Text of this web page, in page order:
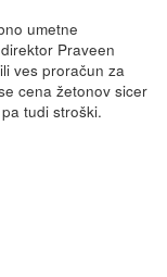
umetne
Praveen
ves proračun za
cena žetonov sicer
tudi stroški.